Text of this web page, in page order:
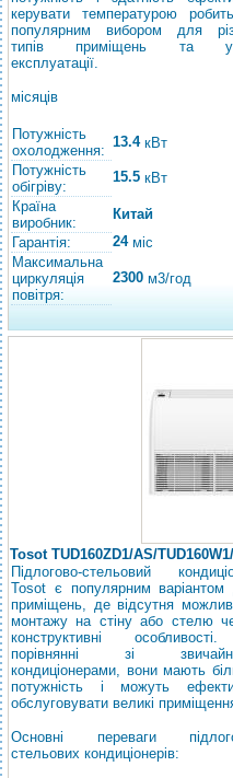
керувати температурою
популярним вибором для
типів приміщень та
експлуатації.
місяців
Потужність
охолодження:
13.4кВт
Потужність
обігріву:
15.5 кВт
Країна
виробник:
Китай
Гарантія:
24міс
Максимальна
циркуляція
повітря:
2300 м3/год
Tosot TUD160ZD1/AS/
Підлогово-стельовий
Tosot є популярним варіантом
приміщень, де відсутня
монтажу на стіну або стелю
конструктивні
порівнянні зі
кондиціонерами, вони мають
потужність і можуть
обслуговувати великі
Основні переваги
стельових кондиціонерів: